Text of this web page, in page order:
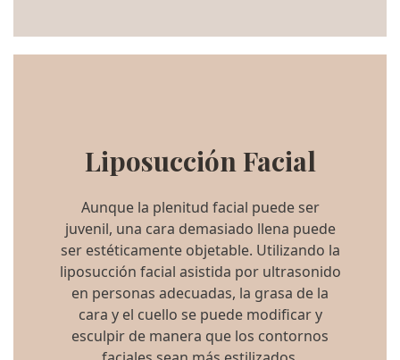
Liposucción Facial
Aunque la plenitud facial puede ser
juvenil, una cara demasiado llena puede
ser estéticamente objetable. Utilizando la
liposucción facial asistida por ultrasonido
en personas adecuadas, la grasa de la
cara y el cuello se puede modificar y
esculpir de manera que los contornos